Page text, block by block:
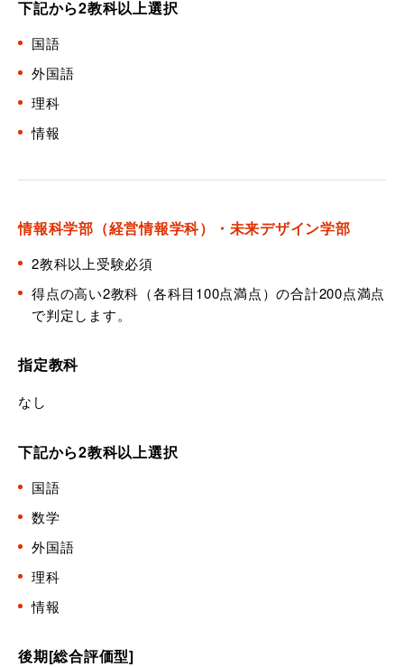
下記から2教科以上選択
国語
外国語
理科
情報
情報科学部（経営情報学科）・未来デザイン学部
2教科以上受験必須
得点の高い2教科（各科目100点満点）の合計200点満点
で判定します。
指定教科
なし
下記から2教科以上選択
国語
数学
外国語
理科
情報
後期[総合評価型]